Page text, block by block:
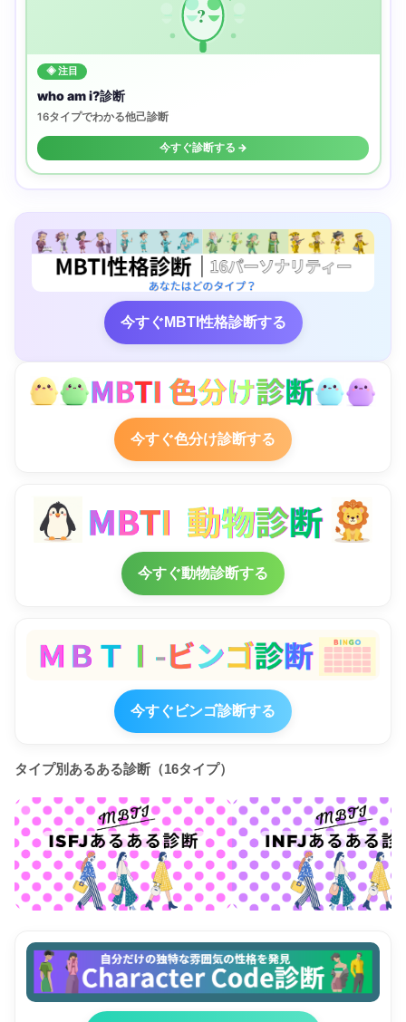
?
◈ 注目
who am i?診断
16タイプでわかる他己診断
今すぐ診断する →
今すぐMBTI性格診断する
今すぐ色分け診断する
今すぐ動物診断する
今すぐビンゴ診断する
タイプ別あるある診断（16タイプ）